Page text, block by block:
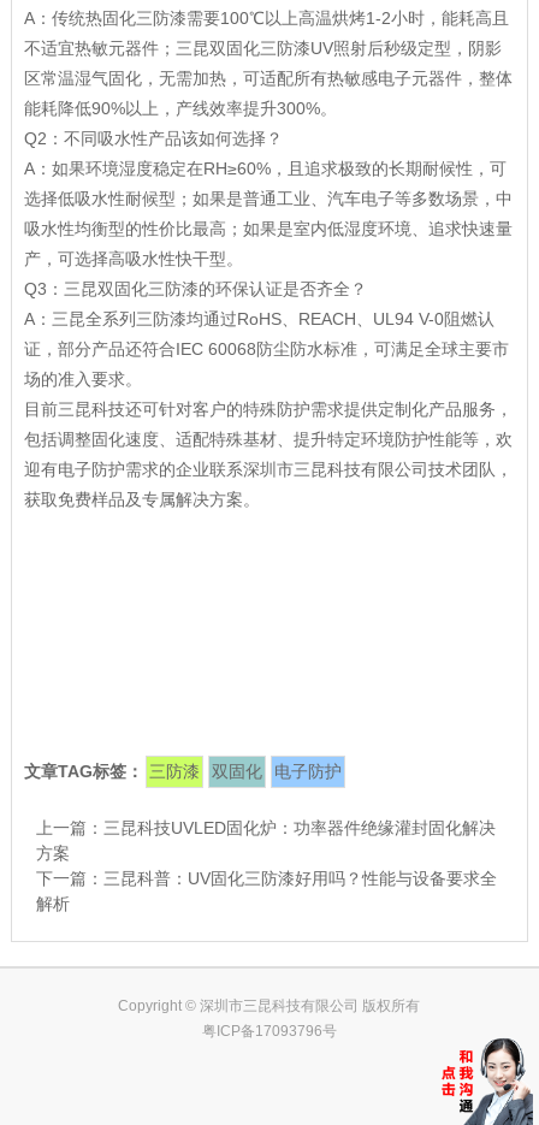
A：传统热固化三防漆需要100℃以上高温烘烤1-2小时，能耗高且
不适宜热敏元器件；三昆双固化三防漆UV照射后秒级定型，阴影
区常温湿气固化，无需加热，可适配所有热敏感电子元器件，整体
能耗降低90%以上，产线效率提升300%。
Q2：不同吸水性产品该如何选择？
A：如果环境湿度稳定在RH≥60%，且追求极致的长期耐候性，可
选择低吸水性耐候型；如果是普通工业、汽车电子等多数场景，中
吸水性均衡型的性价比最高；如果是室内低湿度环境、追求快速量
产，可选择高吸水性快干型。
Q3：三昆双固化三防漆的环保认证是否齐全？
A：三昆全系列三防漆均通过RoHS、REACH、UL94 V-0阻燃认
证，部分产品还符合IEC 60068防尘防水标准，可满足全球主要市
场的准入要求。
目前三昆科技还可针对客户的特殊防护需求提供定制化产品服务，
包括调整固化速度、适配特殊基材、提升特定环境防护性能等，欢
迎有电子防护需求的企业联系深圳市三昆科技有限公司技术团队，
获取免费样品及专属解决方案。
文章TAG标签： 三防漆 双固化 电子防护
上一篇： 三昆科技UVLED固化炉：功率器件绝缘灌封固化解决
方案
下一篇： 三昆科普：UV固化三防漆好用吗？性能与设备要求全
解析
Copyright © 深圳市三昆科技有限公司 版权所有
粤ICP备17093796号